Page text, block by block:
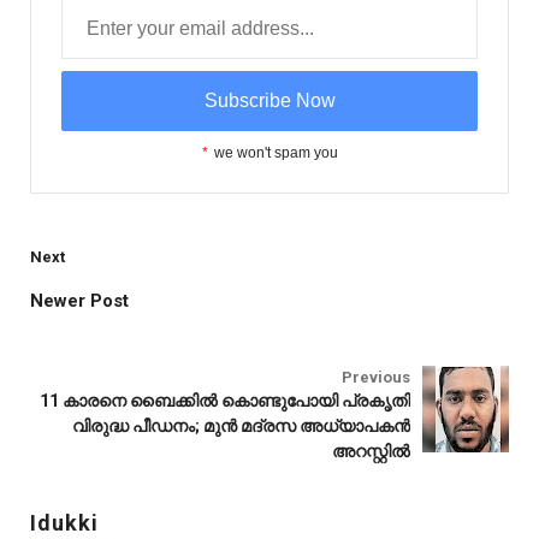
* we won't spam you
Next
Newer Post
Previous
11 കാരനെ ബൈക്കിൽ കൊണ്ടുപോയി പ്രകൃതി
വിരുദ്ധ പീഡനം; മുൻ മദ്രസ അധ്യാപകൻ
അറസ്റ്റിൽ
Idukki